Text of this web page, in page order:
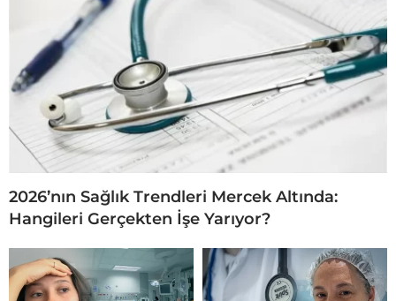
2026’nın Sağlık Trendleri Mercek Altında:
Hangileri Gerçekten İşe Yarıyor?